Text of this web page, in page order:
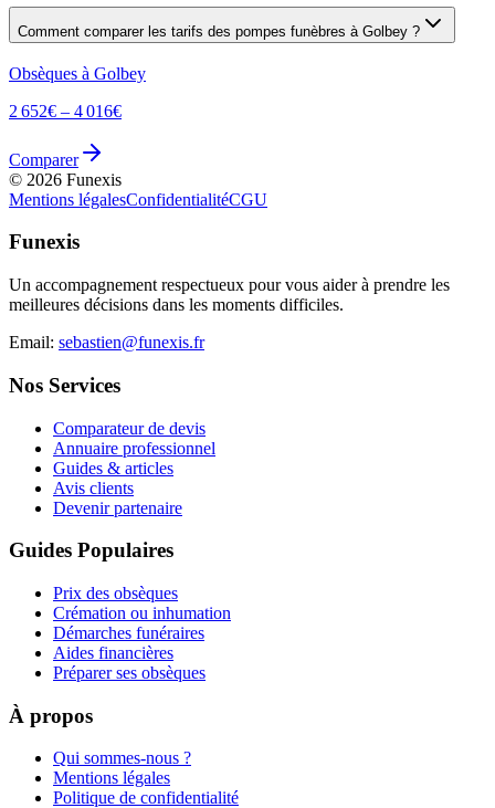
Comment comparer les tarifs des pompes funèbres à Golbey ?
Obsèques à Golbey
2 652€ – 4 016€
Comparer
© 2026 Funexis
Mentions légalesConfidentialitéCGU
Funexis
Un accompagnement respectueux pour vous aider à prendre les
meilleures décisions dans les moments difficiles.
Email: sebastien@funexis.fr
Nos Services
Comparateur de devis
Annuaire professionnel
Guides & articles
Avis clients
Devenir partenaire
Guides Populaires
Prix des obsèques
Crémation ou inhumation
Démarches funéraires
Aides financières
Préparer ses obsèques
À propos
Qui sommes-nous ?
Mentions légales
Politique de confidentialité